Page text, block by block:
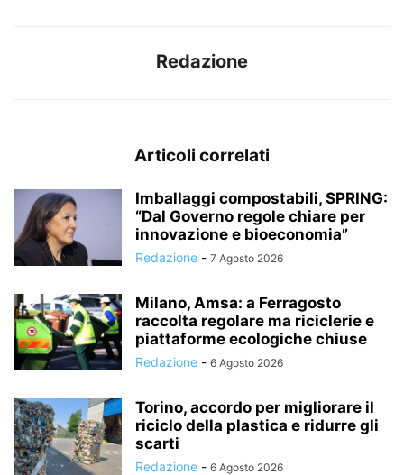
Redazione
Articoli correlati
Imballaggi compostabili, SPRING:
“Dal Governo regole chiare per
innovazione e bioeconomia”
Redazione - 7 Agosto 2026
Milano, Amsa: a Ferragosto
raccolta regolare ma riciclerie e
piattaforme ecologiche chiuse
Redazione - 6 Agosto 2026
Torino, accordo per migliorare il
riciclo della plastica e ridurre gli
scarti
Redazione - 6 Agosto 2026